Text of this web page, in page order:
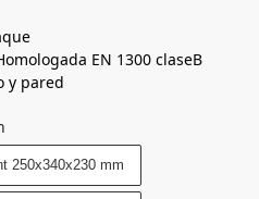
EN 1300 claseB
y pared
250x340x230 mm